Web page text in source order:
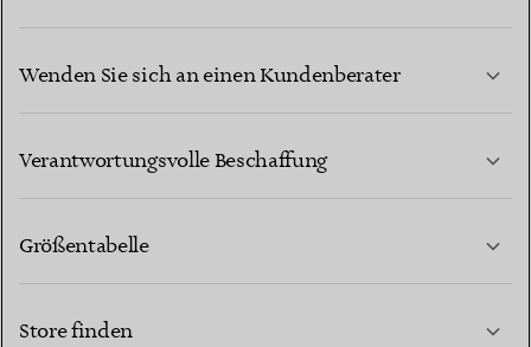
Wenden Sie sich an einen Kundenberater
Verantwortungsvolle Beschaffung
Größentabelle
Store finden